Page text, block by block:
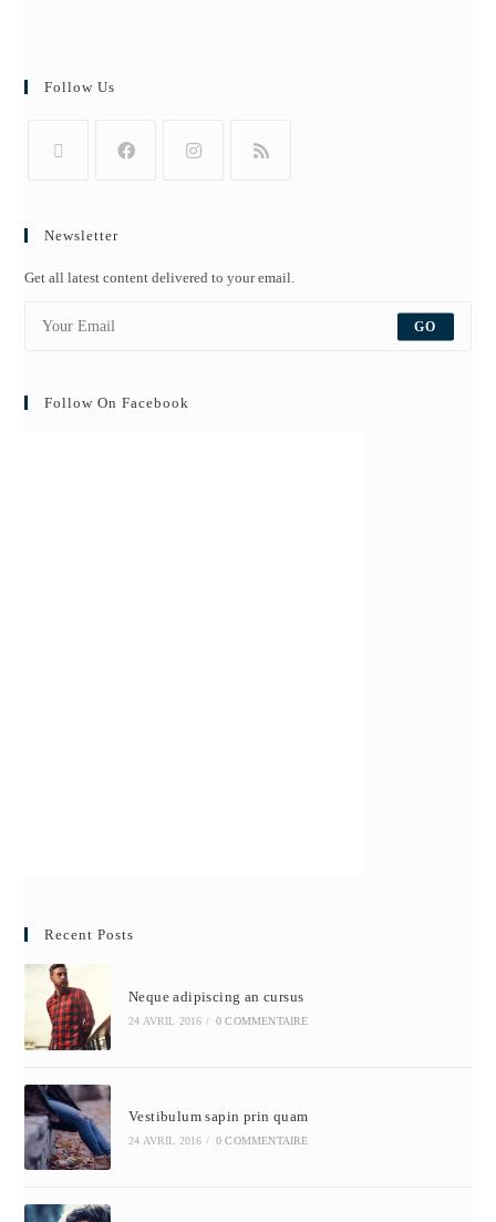
Follow Us
Newsletter
Get all latest content delivered to your email.
GO
Follow On Facebook
Recent Posts
Neque adipiscing an cursus
24 AVRIL 2016 / 0 COMMENTAIRE
Vestibulum sapin prin quam
24 AVRIL 2016 / 0 COMMENTAIRE